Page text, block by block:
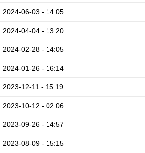
2024-06-03 - 14:05
2024-04-04 - 13:20
2024-02-28 - 14:05
2024-01-26 - 16:14
2023-12-11 - 15:19
2023-10-12 - 02:06
2023-09-26 - 14:57
2023-08-09 - 15:15